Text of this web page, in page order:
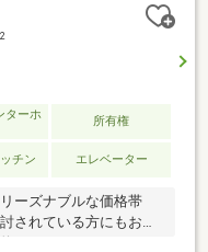
2
ターホ
所有権
チン エレベーター
ーズナブルな価格帯
されている方にもおす
70㎡ゆとりがあり、ご